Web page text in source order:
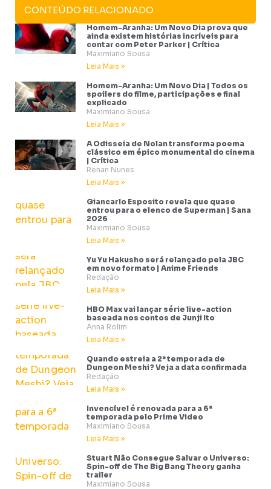
CONTEÚDO RELACIONADO
Homem-Aranha: Um Novo Dia prova que
ainda existem histórias incríveis para
contar com Peter Parker | Crítica
Maximiano Sousa
Leia Mais »
Homem-Aranha: Um Novo Dia | Todos os
spoilers do filme, participações e final
explicado
Maximiano Sousa
Leia Mais »
A Odisseia de Nolan transforma poema
clássico em épico monumental do cinema
| Crítica
Renan Nunes
Leia Mais »
Giancarlo Esposito revela que quase
entrou para o elenco de Superman | Sana
2026
Maximiano Sousa
Leia Mais »
Yu Yu Hakusho será relançado pela JBC
em novo formato | Anime Friends
Redação
Leia Mais »
HBO Max vai lançar série live-action
baseada nos contos de Junji Ito
Anna Rolim
Leia Mais »
Quando estreia a 2ª temporada de
Dungeon Meshi? Veja a data confirmada
Redação
Leia Mais »
Invencível é renovada para a 6ª
temporada pelo Prime Video
Maximiano Sousa
Leia Mais »
Stuart Não Consegue Salvar o Universo:
Spin-off de The Big Bang Theory ganha
trailer
Maximiano Sousa